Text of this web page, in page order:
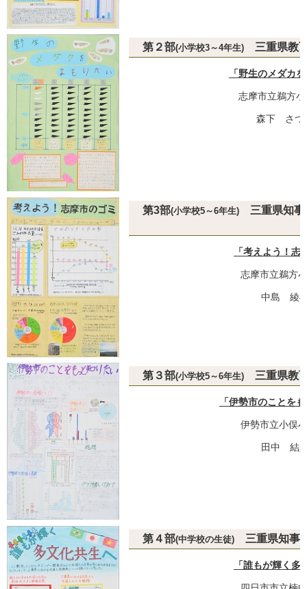
第２部(小学校3～4年生) 三重県教
「野生のメダカ
志摩市立鵜方
森下 さつ
第3部(小学校5～6年生) 三重
「考えよう！志
志摩市立鵜方
中島 綾
第３部(小学校5～6年生) 三重県教
「伊勢市のことを
伊勢市立小俣
田中 結
第４部(中学校の生徒) 三重県知事
「誰もが輝く多